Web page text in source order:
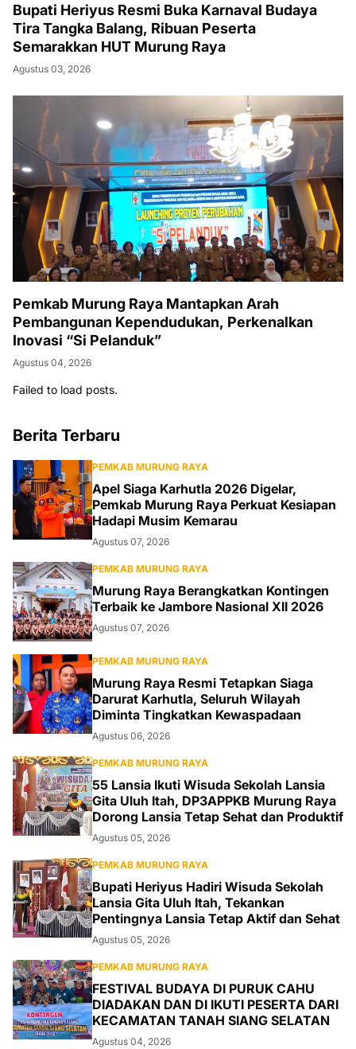
Bupati Heriyus Resmi Buka Karnaval Budaya
Tira Tangka Balang, Ribuan Peserta
Semarakkan HUT Murung Raya
Agustus 03, 2026
Pemkab Murung Raya Mantapkan Arah
Pembangunan Kependudukan, Perkenalkan
Inovasi “Si Pelanduk”
Agustus 04, 2026
Failed to load posts.
Berita Terbaru
PEMKAB MURUNG RAYA
Apel Siaga Karhutla 2026 Digelar,
Pemkab Murung Raya Perkuat Kesiapan
Hadapi Musim Kemarau
Agustus 07, 2026
PEMKAB MURUNG RAYA
Murung Raya Berangkatkan Kontingen
Terbaik ke Jambore Nasional XII 2026
Agustus 07, 2026
PEMKAB MURUNG RAYA
Murung Raya Resmi Tetapkan Siaga
Darurat Karhutla, Seluruh Wilayah
Diminta Tingkatkan Kewaspadaan
Agustus 06, 2026
PEMKAB MURUNG RAYA
55 Lansia Ikuti Wisuda Sekolah Lansia
Gita Uluh Itah, DP3APPKB Murung Raya
Dorong Lansia Tetap Sehat dan Produktif
Agustus 05, 2026
PEMKAB MURUNG RAYA
Bupati Heriyus Hadiri Wisuda Sekolah
Lansia Gita Uluh Itah, Tekankan
Pentingnya Lansia Tetap Aktif dan Sehat
Agustus 05, 2026
PEMKAB MURUNG RAYA
FESTIVAL BUDAYA DI PURUK CAHU
DIADAKAN DAN DI IKUTI PESERTA DARI
KECAMATAN TANAH SIANG SELATAN
Agustus 04, 2026